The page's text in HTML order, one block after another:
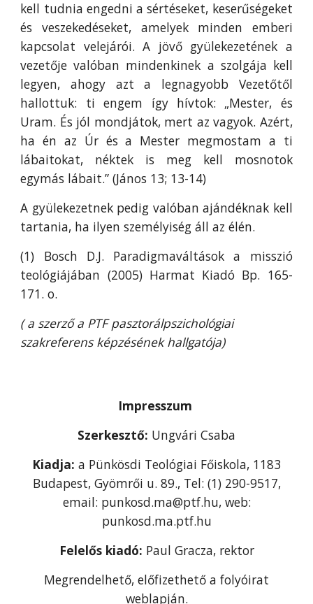
kell tudnia engedni a sértéseket, keserűségeket
és veszekedéseket, amelyek minden emberi
kapcsolat velejárói. A jövő gyülekezetének a
vezetője valóban mindenkinek a szolgája kell
legyen, ahogy azt a legnagyobb Vezetőtől
hallottuk: ti engem így hívtok: „Mester, és
Uram. És jól mondjátok, mert az vagyok. Azért,
ha én az Úr és a Mester megmostam a ti
lábaitokat, néktek is meg kell mosnotok
egymás lábait.” (János 13; 13-14)
A gyülekezetnek pedig valóban ajándéknak kell
tartania, ha ilyen személyiség áll az élén.
(1) Bosch D.J. Paradigmaváltások a misszió
teológiájában (2005) Harmat Kiadó Bp. 165-
171. o.
( a szerző a PTF pasztorálpszichológiai
szakreferens képzésének hallgatója)
Impresszum
Szerkesztő: Ungvári Csaba
Kiadja: a Pünkösdi Teológiai Főiskola, 1183
Budapest, Gyömrői u. 89., Tel: (1) 290-9517,
email: punkosd.ma@ptf.hu, web:
punkosd.ma.ptf.hu
Felelős kiadó: Paul Gracza, rektor
Megrendelhető, előfizethető a folyóirat
weblapján.